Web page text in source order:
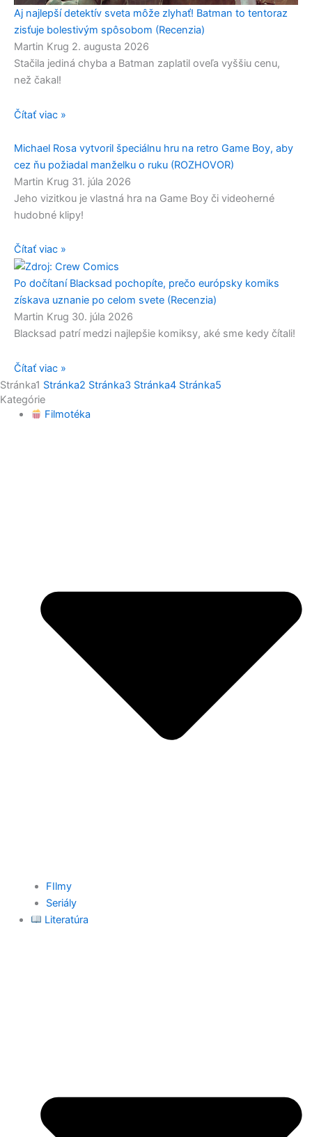
Aj najlepší detektív sveta môže zlyhať! Batman to tentoraz
zisťuje bolestivým spôsobom (Recenzia)
Martin Krug 2. augusta 2026
Stačila jediná chyba a Batman zaplatil oveľa vyššiu cenu,
než čakal!
Čítať viac »
Michael Rosa vytvoril špeciálnu hru na retro Game Boy, aby
cez ňu požiadal manželku o ruku (ROZHOVOR)
Martin Krug 31. júla 2026
Jeho vizitkou je vlastná hra na Game Boy či videoherné
hudobné klipy!
Čítať viac »
Po dočítaní Blacksad pochopíte, prečo európsky komiks
získava uznanie po celom svete (Recenzia)
Martin Krug 30. júla 2026
Blacksad patrí medzi najlepšie komiksy, aké sme kedy čítali!
Čítať viac »
Stránka1 Stránka2 Stránka3 Stránka4 Stránka5
Kategórie
Filmotéka
FIlmy
Seriály
Literatúra